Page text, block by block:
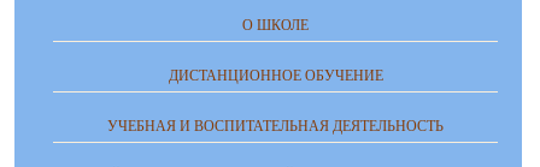
О ШКОЛЕ
ДИСТАНЦИОННОЕ ОБУЧЕНИЕ
УЧЕБНАЯ И ВОСПИТАТЕЛЬНАЯ ДЕЯТЕЛЬНОСТЬ